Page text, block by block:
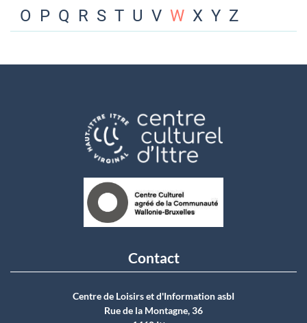
O P Q R S T U V W X Y Z
Contact
Centre de Loisirs et d'Information asbI
Rue de la Montagne, 36